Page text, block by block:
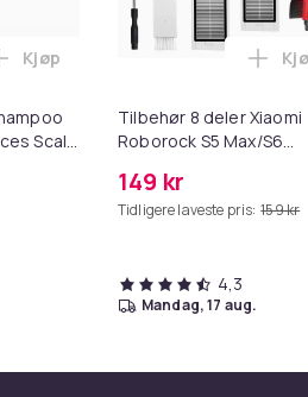
med Sugekopp for Barn i
Scalp
Legg K18 Airwash Dry Shampoo
Kjøp
Tilbehør 8 deler Xiaomi
Roborock S5 Max/S6
MAXV/S50/S51/S55/
149 kr
Tidligere laveste pris: 159 kr
4,3
mandag, 17 aug.